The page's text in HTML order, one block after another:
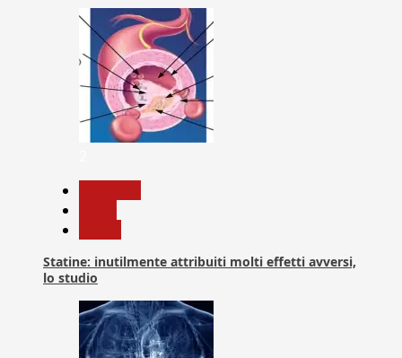
Statine: inutilmente attribuiti molti effetti avversi,
lo studio